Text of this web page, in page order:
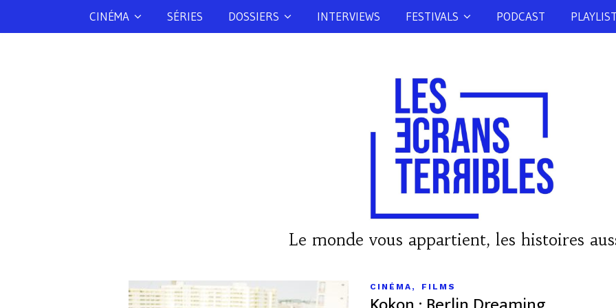
CINÉMA SÉRIES DOSSIERS INTERVIEWS FESTIVALS PODCAST
Le monde vous appartient, les histoires
CINÉMA , FILMS